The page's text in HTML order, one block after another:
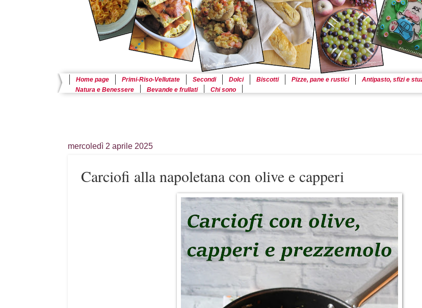
Home page Primi-Riso-Vellutate Secondi Dolci Biscotti Pizze, pane e rustici Antipasto, sfizi e
Natura e Benessere
Bevande e frullati Chi sono
mercoledì 2 aprile 2025
Carciofi alla napoletana con olive e capperi